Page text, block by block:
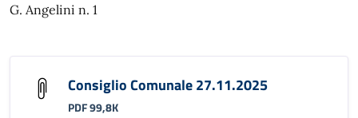
G. Angelini n. 1
Consiglio Comunale 27.11.2025
PDF 99,8K